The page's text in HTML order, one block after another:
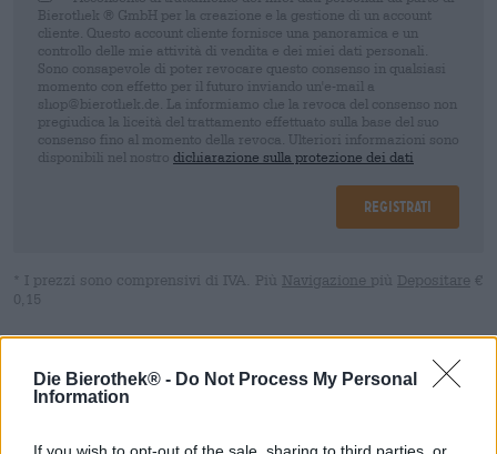
Die Bierothek® - Do Not Process My Personal
Information
Bierothek ® GmbH per la creazione e la gestione di un account
cliente. Questo account cliente fornisce una panoramica e un
controllo delle mie attività di vendita e dei miei dati personali.
Sono consapevole di poter revocare questo consenso in qualsiasi
momento con effetto per il futuro inviando un'e-mail a
shop@bierothek.de. La informiamo che la revoca del consenso non
pregiudica la liceità del trattamento effettuato sulla base del suo
consenso fino al momento della revoca. Ulteriori informazioni sono
disponibili nel nostro dichiarazione sulla protezione dei dati
Registrati
* I prezzi sono comprensivi di IVA. Più Navigazione più Depositare €
0,15